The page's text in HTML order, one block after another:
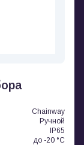
Chainway
Ручной
IP65
до -20 °C